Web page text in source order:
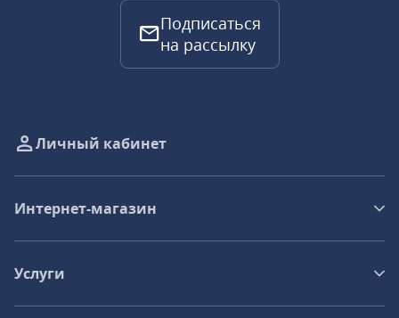
Подписаться
на рассылку
Личный кабинет
Интернет-магазин
Услуги